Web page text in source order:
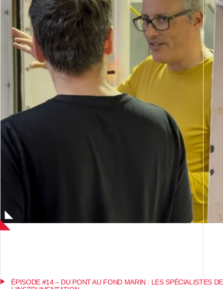
ÉPISODE #14 – DU PONT AU FOND MARIN : LES SPÉCIALISTES DE